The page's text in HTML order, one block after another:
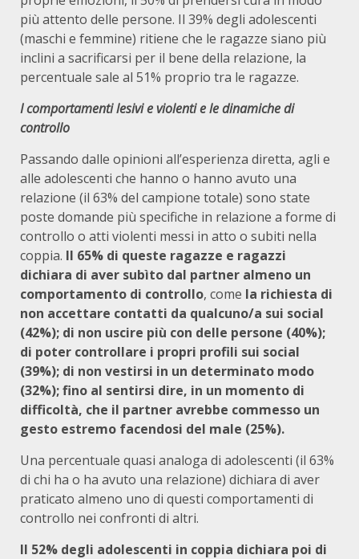
più attento delle persone. Il 39% degli adolescenti
(maschi e femmine) ritiene che le ragazze siano più
inclini a sacrificarsi per il bene della relazione, la
percentuale sale al 51% proprio tra le ragazze.
I comportamenti lesivi e violenti e le dinamiche di
controllo
Passando dalle opinioni all’esperienza diretta, agli e
alle adolescenti che hanno o hanno avuto una
relazione (il 63% del campione totale) sono state
poste domande più specifiche in relazione a forme di
controllo o atti violenti messi in atto o subiti nella
coppia. Il 65% di queste ragazze e ragazzi
dichiara di aver subìto dal partner almeno un
comportamento di controllo, come la richiesta di
non accettare contatti da qualcuno/a sui social
(42%); di non uscire più con delle persone (40%);
di poter controllare i propri profili sui social
(39%); di non vestirsi in un determinato modo
(32%); fino al sentirsi dire, in un momento di
difficoltà, che il partner avrebbe commesso un
gesto estremo facendosi del male (25%).
Una percentuale quasi analoga di adolescenti (il 63%
di chi ha o ha avuto una relazione) dichiara di aver
praticato almeno uno di questi comportamenti di
controllo nei confronti di altri.
Il 52% degli adolescenti in coppia dichiara poi di